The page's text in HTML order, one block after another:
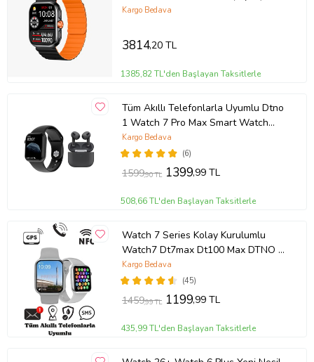
Uyumlu Marka
Android
Uyku Takibi
İşletim Türü
Standart
Kasa Kalınlığı
10 mm
Kasa Şekli
Ekran Boyutu
1,78 inç
Kargo Bedava
3814,20 TL
1385,82 TL'den Başlayan Taksitlerle
Tüm Akıllı Telefonlarla Uyumlu Dtno
1 Watch 7 Pro Max Smart Watch
Akıllı Saat + Tws Airpods 3.nesil
Bluetooth Kulaklık (Siyah)
(6)
Kargo Bedava
1599,90 TL 1399,99 TL
508,66 TL'den Başlayan Taksitlerle
Watch 7 Series Kolay Kurulumlu
Watch7 Dt7max Dt100 Max DTNO 1
Gps Özellikli Nfc Aktif Smartwatch
2022 Yeni Akıllı Ip68 Su Geçirmez
Akıllı Saat (Gümüş)
(45)
Kargo Bedava
1459,99 TL 1199,99 TL
435,99 TL'den Başlayan Taksitlerle